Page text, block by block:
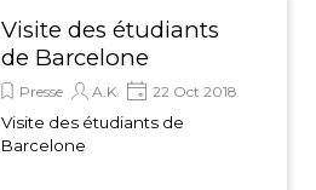
Visite des étudiants
de Barcelone
Presse A.K. 22 Oct 2018
Visite des étudiants de
Barcelone